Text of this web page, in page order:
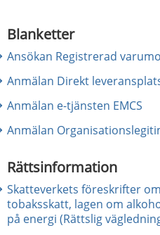
Blanketter
Ansökan Registrerad
Anmälan Direkt
Anmälan e-tjänsten EMCS
Anmälan
Rättsinformation
Skatteverkets föreskrifter
tobaksskatt, lagen om
på energi (Rättslig